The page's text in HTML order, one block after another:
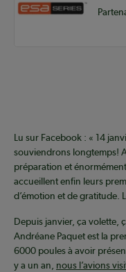
Lu sur Facebook : « 14
souviendrons longtemps!
préparation et
accueillent enfin leurs
d’émotion et de gratitude.
Depuis janvier, ça volette,
Andréane Paquet est la
6000 poules à avoir
y a un an, nous l’avions